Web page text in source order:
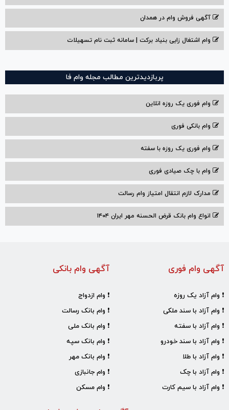
آگهی فروش وام در همدان
وام اشتغال زایی بنیاد برکت | سامانه ثبت نام تسهیلات
پربازدیدترین مطالب مجله وام فا
وام فوری یک روزه انلاین
وام بانکی فوری
وام فوری یک روزه با سفته
وام با‌ چک صیادی‌ فوری
مدارک لازم انتقال امتیاز وام رسالت
انواع وام بانک قرض الحسنه مهر ایران ۱۴۰۴
آگهی وام بانکی
❗ وام ازدواج
❗ وام بانک رسالت
❗ وام بانک ملی
❗ وام بانک سپه
❗ وام بانک مهر
❗ وام جانبازی
❗ وام مسکن
آگهی وام فوری
❗ وام آزاد یک روزه
❗ وام آزاد با سند ملکی
❗ وام آزاد با سفته
❗ وام آزاد با سند خودرو
❗ وام آزاد با طلا
❗ وام آزاد با چک
❗ وام آزاد با سیم کارت